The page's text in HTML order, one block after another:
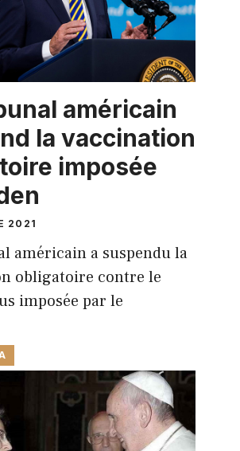
américain
la vaccination
imposée
2021
américain a suspendu la
obligatoire contre le
imposée par le